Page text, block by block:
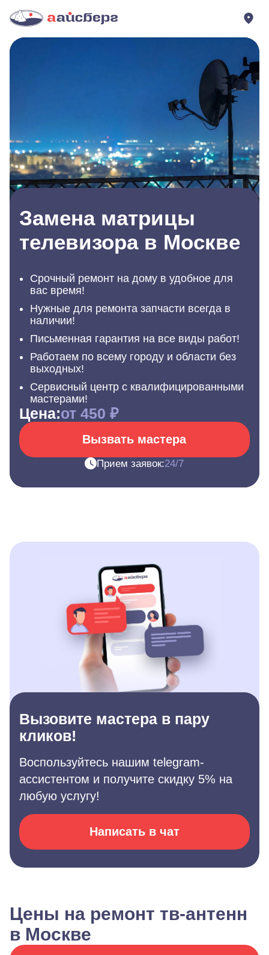
Замена матрицы
телевизора в Москве
Срочный ремонт на дому в удобное для
вас время!
Нужные для ремонта запчасти всегда в
наличии!
Письменная гарантия на все виды работ!
Работаем по всему городу и области без
выходных!
Сервисный центр с квалифицированными
мастерами!
Цена:от 450 ₽
Вызвать мастера
Прием заявок:24/7
Вызовите мастера в пару
кликов!
Воспользуйтесь нашим telegram-
ассистентом и получите скидку 5% на
любую услугу!
Написать в чат
Цены на ремонт тв-антенн
в Москве